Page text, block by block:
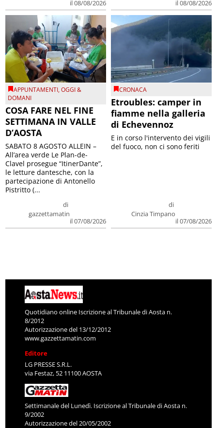
il 08/08/2026
il 08/08/2026
APPUNTAMENTI,OGGI &
DOMANI
COSA FARE NEL FINE
SETTIMANA IN VALLE
D’AOSTA
di
gazzettamatin
il 07/08/2026
SABATO 8 AGOSTO ALLEIN –
All’area verde Le Plan-de-
Clavel prosegue “ItinerDante”,
le letture dantesche, con la
partecipazione di Antonello
Pistritto (...
CRONACA
Etroubles: camper in
fiamme nella galleria
di Echevennoz
di
Cinzia Timpano
il 07/08/2026
E in corso l'intervento dei vigili
del fuoco, non ci sono feriti
Quotidiano online Iscrizione al Tribunale di Aosta n.
8/2012
Autorizzazione del 13/12/2012
www.gazzettamatin.com
Editore
LG PRESSE S.R.L.
via Festaz, 52 11100 AOSTA
Settimanale del Lunedì. Iscrizione al Tribunale di Aosta n.
9/2002
Autorizzazione del 20/05/2002